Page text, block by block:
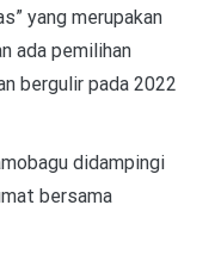
yang merupakan
ada pemilihan
bergulir pada 2022
didampingi
bersama